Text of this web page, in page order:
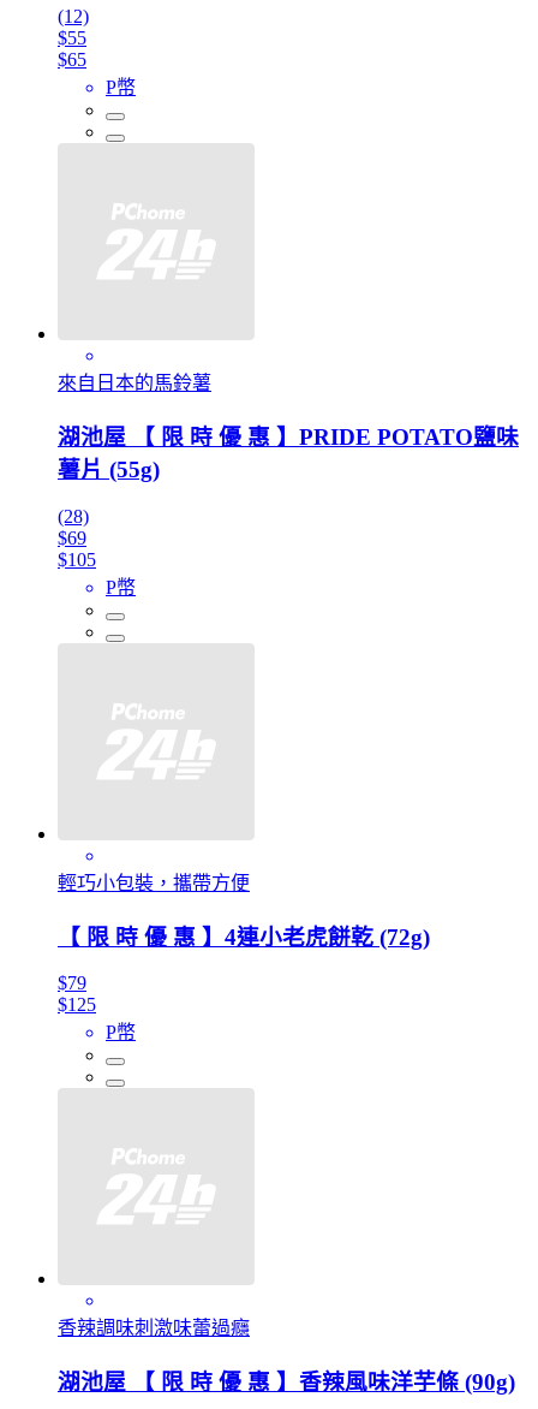
(12)
$55
$65
P幣
來自日本的馬鈴薯
湖池屋 【 限 時 優 惠 】PRIDE POTATO鹽味
薯片 (55g)
(28)
$69
$105
P幣
輕巧小包裝，攜帶方便
【 限 時 優 惠 】4連小老虎餅乾 (72g)
$79
$125
P幣
香辣調味刺激味蕾過癮
湖池屋 【 限 時 優 惠 】香辣風味洋芋條 (90g)